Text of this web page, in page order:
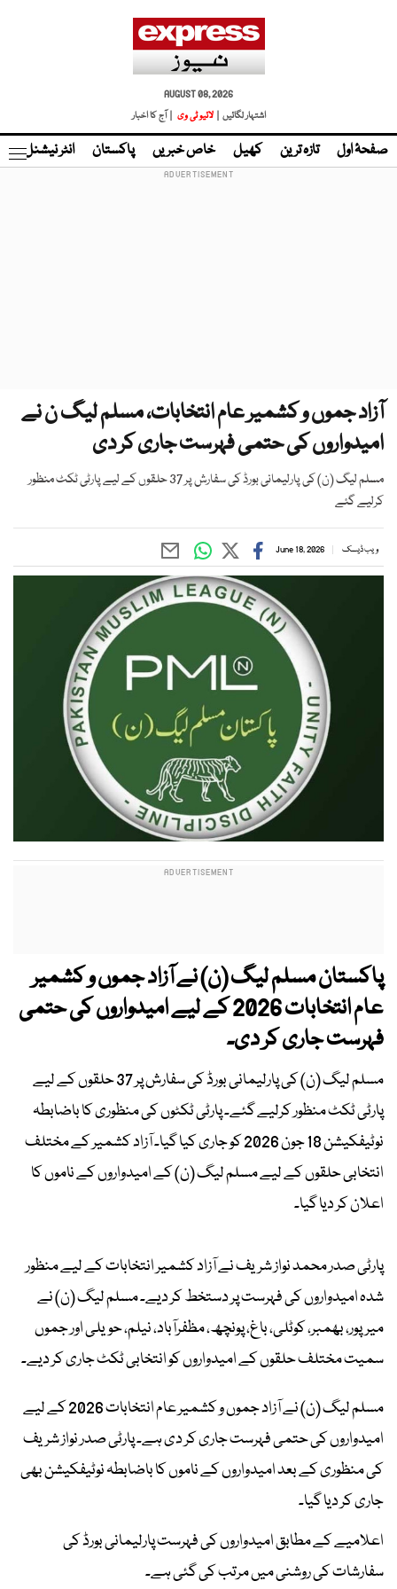
AUGUST 08, 2026
اشتہار لگائیں |
لائیو ٹی وی | آج کا اخبار
صفحۂ اول تازہ ترین کھیل خاص خبریں پاکستان انٹر نیشنل
آزاد جموں و کشمیر عام انتخابات، مسلم لیگ ن نے
امیدواروں کی حتمی فہرست جاری کر دی
مسلم لیگ (ن) کی پارلیمانی بورڈ کی سفارش پر 37 حلقوں کے لیے پارٹی ٹکٹ منظور
کرلیے گئے
ویب ڈیسک June 18, 2026
پاکستان مسلم لیگ (ن) نے آزاد جموں و کشمیر
عام انتخابات 2026 کے لیے امیدواروں کی حتمی
فہرست جاری کر دی۔
مسلم لیگ (ن) کی پارلیمانی بورڈ کی سفارش پر 37 حلقوں کے لیے
پارٹی ٹکٹ منظور کرلیے گئے۔ پارٹی ٹکٹوں کی منظوری کا باضابطہ
نوٹیفکیشن 18 جون 2026 کو جاری کیا گیا۔ آزاد کشمیر کے مختلف
انتخابی حلقوں کے لیے مسلم لیگ (ن) کے امیدواروں کے ناموں کا
اعلان کر دیا گیا۔
پارٹی صدر محمد نواز شریف نے آزاد کشمیر انتخابات کے لیے منظور
شدہ امیدواروں کی فہرست پر دستخط کر دیے۔ مسلم لیگ (ن) نے
میرپور، بھمبر، کوٹلی، باغ، پونچھ، مظفرآباد، نیلم، حویلی اور جموں
سمیت مختلف حلقوں کے امیدواروں کو انتخابی ٹکٹ جاری کر دیے۔
مسلم لیگ (ن) نے آزاد جموں و کشمیر عام انتخابات 2026 کے لیے
امیدواروں کی حتمی فہرست جاری کر دی ہے۔ پارٹی صدر نواز شریف
کی منظوری کے بعد امیدواروں کے ناموں کا باضابطہ نوٹیفکیشن بھی
جاری کر دیا گیا۔
اعلامیے کے مطابق امیدواروں کی فہرست پارلیمانی بورڈ کی
سفارشات کی روشنی میں مرتب کی گئی ہے۔